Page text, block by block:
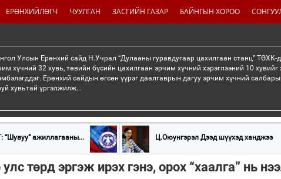
ЕРӨНХИЙЛӨГЧ ЧУУЛГАН ЗАСГИЙН ГАЗАР БАЙНГЫН ХОРОО
Улсын Ерөнхий сайд Н.Учрал “Дулааны гуравдугаар цахилгаан станц”
хүчний 32 хувь, төвийн бүсийн цахилгаан эрчим хүчний хэрэглээний 10
Ерөнхий сайдын өгсөн үүрэг даалгаврын дагуу эрчим хүчний
хувьтай үргэлжилж...
“Шувуу” ажиллагааны... Ц.Оюунгэрэл Дээд шүүхэд ханджээ
төрд эргэж ирэх гэнэ, орох “хаалга” нь